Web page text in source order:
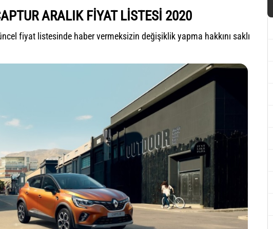
ARALIK FİYAT LİSTESİ 2020
fiyat listesinde haber vermeksizin değişiklik yapma hakkını saklı